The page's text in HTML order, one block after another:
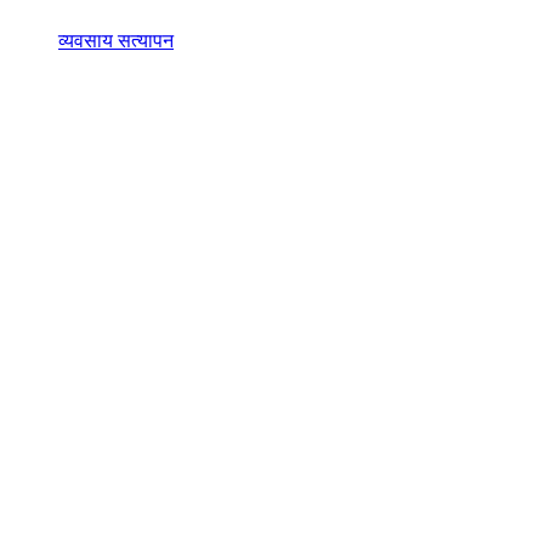
व्यवसाय सत्यापन